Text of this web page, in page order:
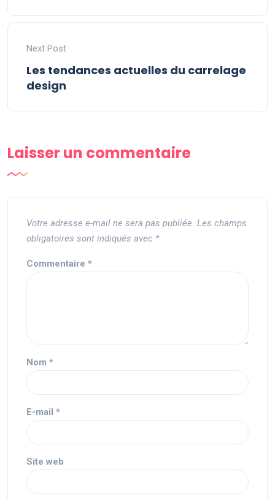
Next Post
Les tendances actuelles du carrelage
design
Laisser un commentaire
Votre adresse e-mail ne sera pas publiée. Les champs
obligatoires sont indiqués avec *
Commentaire *
Nom *
E-mail *
Site web